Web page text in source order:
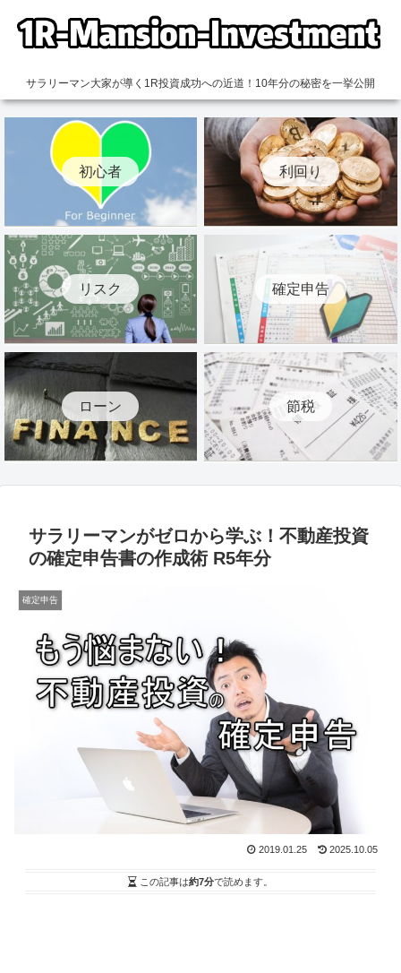
サラリーマン大家が導く1R投資成功への近道！10年分の秘密を一挙公開
初心者 利回り
リスク 確定申告
ローン 節税
サラリーマンがゼロから学ぶ！不動産投資
の確定申告書の作成術 R5年分
確定申告
2019.01.25 2025.10.05
この記事は約7分で読めます。